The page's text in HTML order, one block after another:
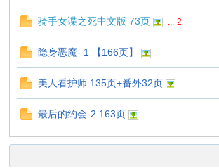
骑手女谍之死中文版 73页 ... 2
隐身恶魔- 1 【166页】
美人看护师 135页+番外32页
最后的约会-2 163页